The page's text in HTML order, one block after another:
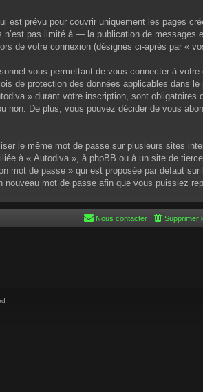
est prévu pour couvrir uniquement les pages
pas limité à — la publication de messages
de votre connexion (désignés ci-après par «
vous permettant de vous connecter à
de protection des données applicables dans le
» durant votre inscription, sont
De plus, vous pouvez décider de vous
le même mot de passe sur plusieurs sites
à « Autodiva », à phpBB ou à un site de
mot de passe » qui est proposée par défaut
mot de passe afin que vous puissiez
Supprimer
Nous contacter